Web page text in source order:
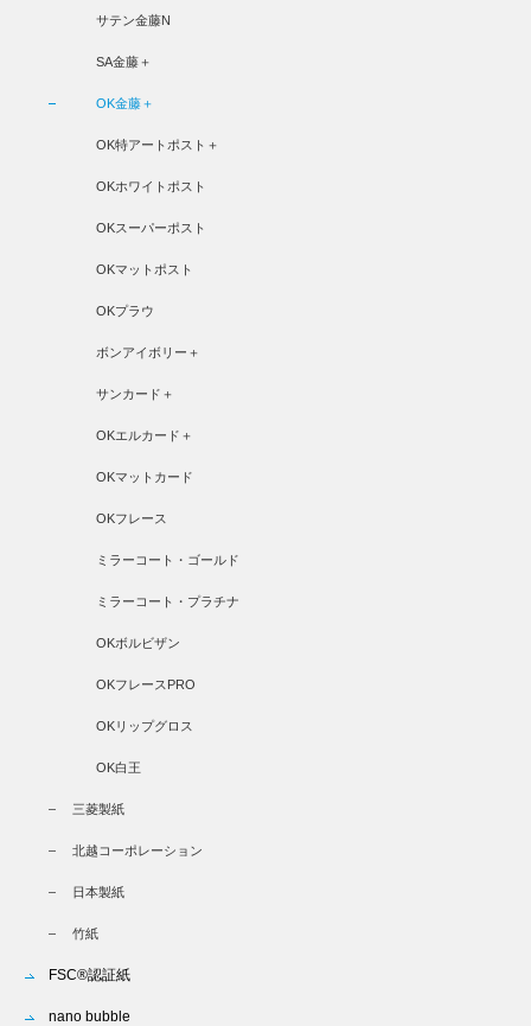
サテン金藤N
SA金藤＋
OK金藤＋
OK特アートポスト＋
OKホワイトポスト
OKスーパーポスト
OKマットポスト
OKプラウ
ボンアイボリー＋
サンカード＋
OKエルカード＋
OKマットカード
OKフレース
ミラーコート・ゴールド
ミラーコート・プラチナ
OKボルビザン
OKフレースPRO
OKリップグロス
OK白王
三菱製紙
北越コーポレーション
日本製紙
竹紙
FSC®認証紙
nano bubble